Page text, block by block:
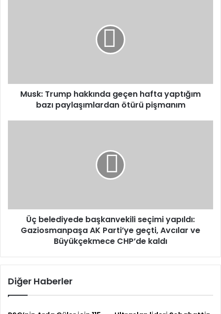
Musk: Trump hakkında geçen hafta yaptığım
bazı paylaşımlardan ötürü pişmanım
Üç belediyede başkanvekili seçimi yapıldı:
Gaziosmanpaşa AK Parti’ye geçti, Avcılar ve
Büyükçekmece CHP’de kaldı
Diğer Haberler